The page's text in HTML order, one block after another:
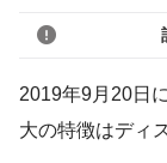
2019年9月20日
大の特徴はディ